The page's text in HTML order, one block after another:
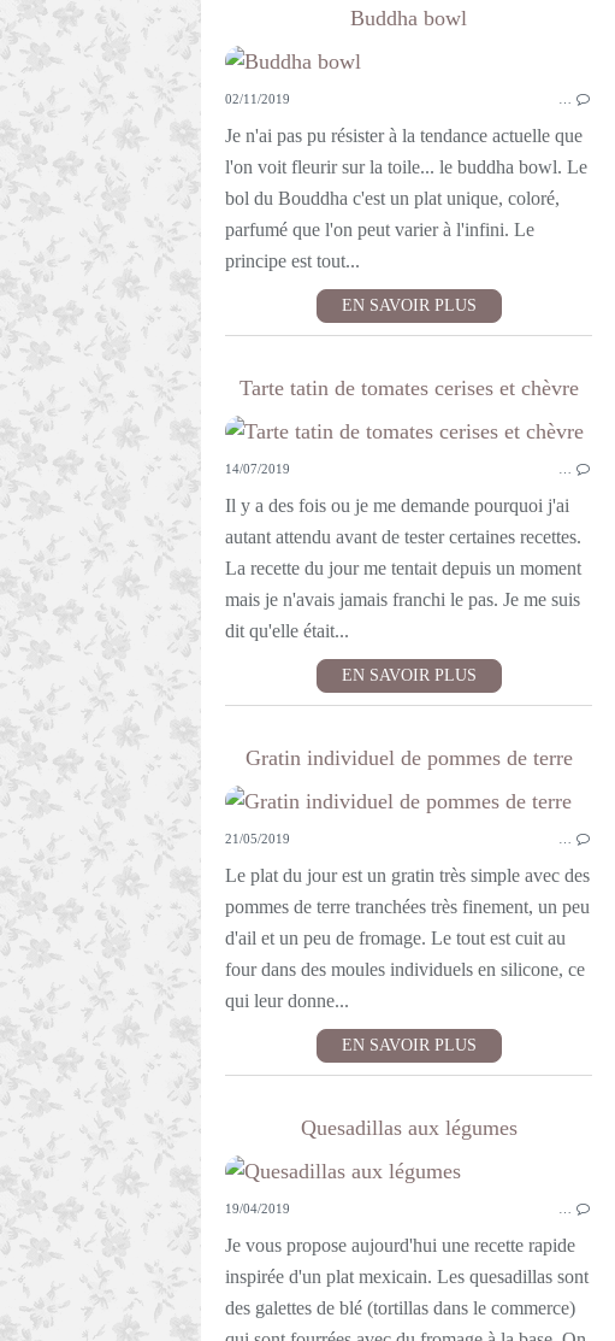
Buddha bowl
02/11/2019
Je n'ai pas pu résister à la tendance actuelle que
l'on voit fleurir sur la toile... le buddha bowl. Le
bol du Bouddha c'est un plat unique, coloré,
parfumé que l'on peut varier à l'infini. Le
principe est tout...
EN SAVOIR PLUS
Tarte tatin de tomates cerises et chèvre
14/07/2019
Il y a des fois ou je me demande pourquoi j'ai
autant attendu avant de tester certaines recettes.
La recette du jour me tentait depuis un moment
mais je n'avais jamais franchi le pas. Je me suis
dit qu'elle était...
EN SAVOIR PLUS
Gratin individuel de pommes de terre
21/05/2019
Le plat du jour est un gratin très simple avec des
pommes de terre tranchées très finement, un peu
d'ail et un peu de fromage. Le tout est cuit au
four dans des moules individuels en silicone, ce
qui leur donne...
EN SAVOIR PLUS
Quesadillas aux légumes
19/04/2019
Je vous propose aujourd'hui une recette rapide
inspirée d'un plat mexicain. Les quesadillas sont
des galettes de blé (tortillas dans le commerce)